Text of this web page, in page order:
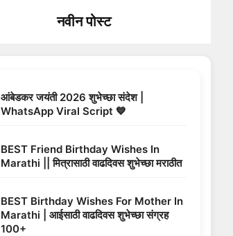
नवीन पोस्ट
आंबेडकर जयंती 2026 शुभेच्छा संदेश |
WhatsApp Viral Script 💙
BEST Friend Birthday Wishes In
Marathi || मित्रासाठी वाढदिवस शुभेच्छा मराठीत
BEST Birthday Wishes For Mother In
Marathi | आईसाठी वाढदिवस शुभेच्छा संग्रह
100+